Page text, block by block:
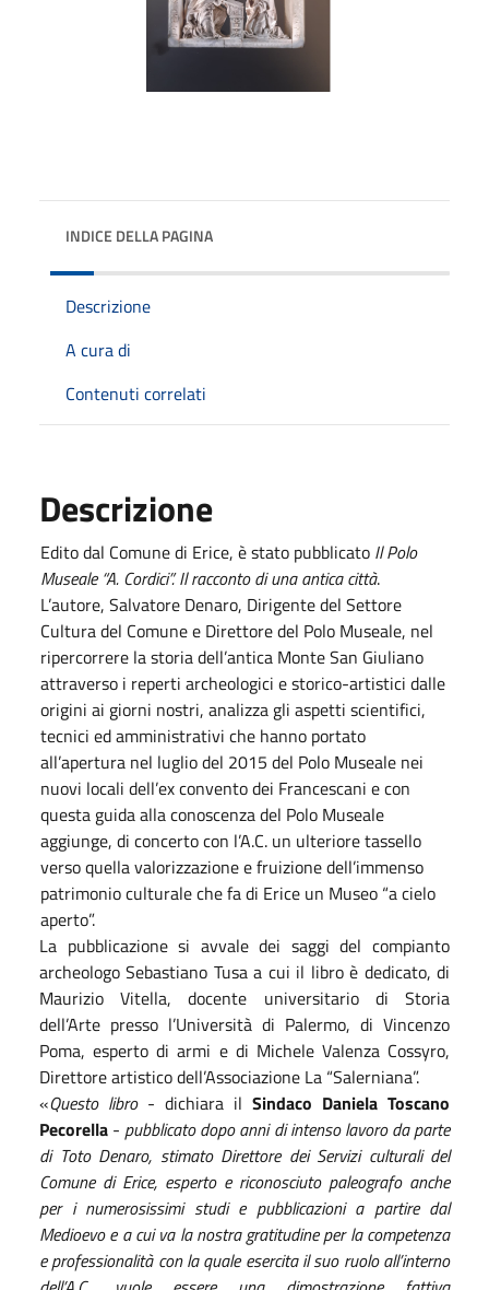
INDICE DELLA PAGINA
Descrizione
A cura di
Contenuti correlati
Descrizione
Edito dal Comune di Erice, è stato pubblicato Il Polo
Museale “A. Cordici”. Il racconto di una antica città.
L’autore, Salvatore Denaro, Dirigente del Settore
Cultura del Comune e Direttore del Polo Museale, nel
ripercorrere la storia dell’antica Monte San Giuliano
attraverso i reperti archeologici e storico-artistici dalle
origini ai giorni nostri, analizza gli aspetti scientifici,
tecnici ed amministrativi che hanno portato
all’apertura nel luglio del 2015 del Polo Museale nei
nuovi locali dell’ex convento dei Francescani e con
questa guida alla conoscenza del Polo Museale
aggiunge, di concerto con l’A.C. un ulteriore tassello
verso quella valorizzazione e fruizione dell’immenso
patrimonio culturale che fa di Erice un Museo “a cielo
aperto”.
La pubblicazione si avvale dei saggi del compianto
archeologo Sebastiano Tusa a cui il libro è dedicato, di
Maurizio Vitella, docente universitario di Storia
dell’Arte presso l’Università di Palermo, di Vincenzo
Poma, esperto di armi e di Michele Valenza Cossyro,
Direttore artistico dell’Associazione La “Salerniana”.
«Questo libro- dichiara il Sindaco Daniela Toscano
Pecorella - pubblicato dopo anni di intenso lavoro da parte
di Toto Denaro, stimato Direttore dei Servizi culturali del
Comune di Erice, esperto e riconosciuto paleografo anche
per i numerosissimi studi e pubblicazioni a partire dal
Medioevo e a cui va la nostra gratitudine per la competenza
e professionalità con la quale esercita il suo ruolo all’interno